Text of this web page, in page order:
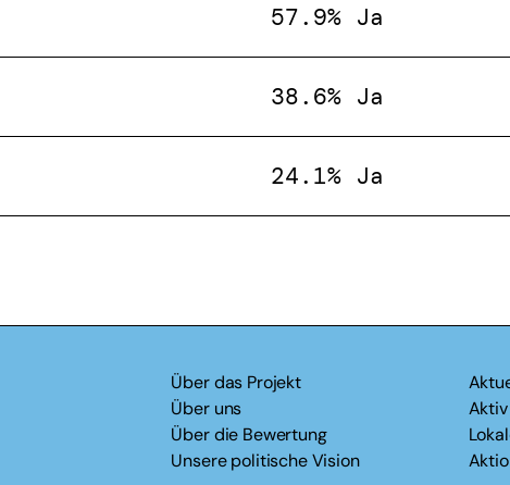
57.9% Ja
38.6% Ja
24.1% Ja
Über das Projekt
Über uns
Über die Bewertung
Unsere politische Vision